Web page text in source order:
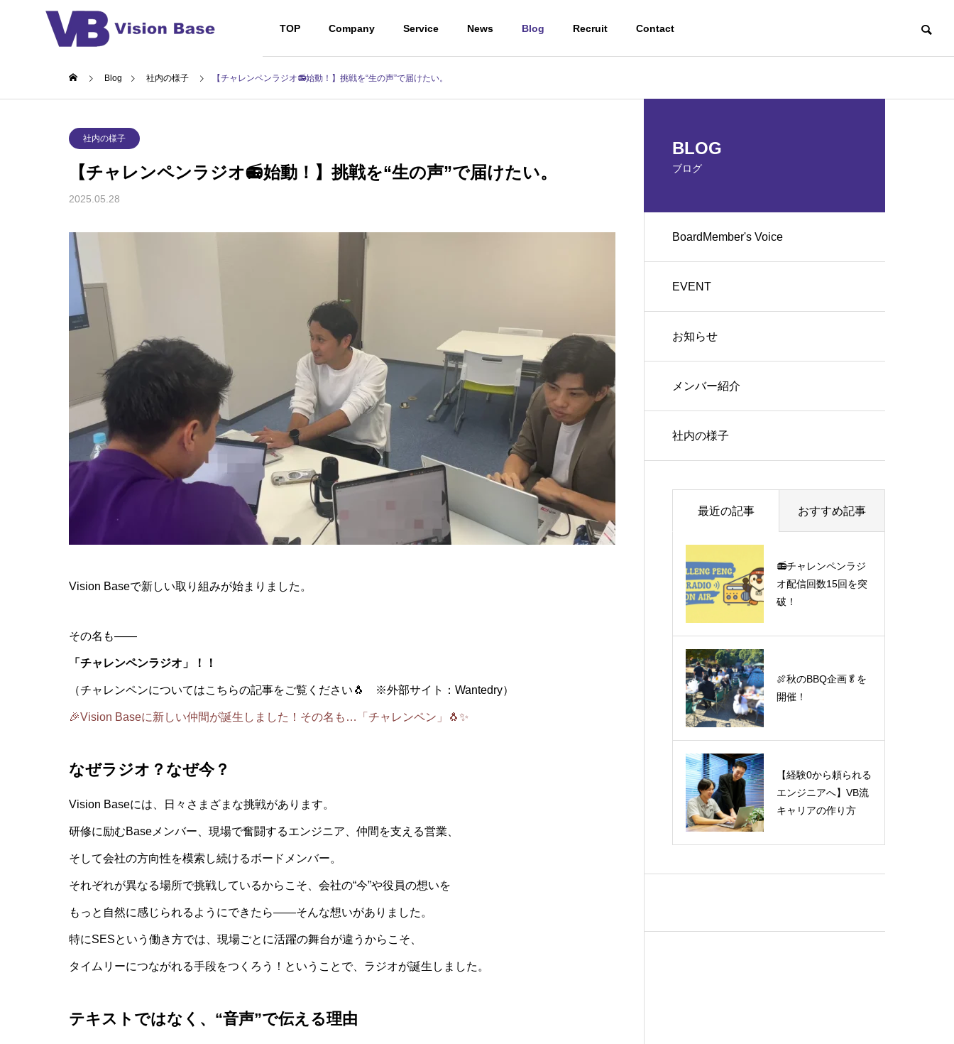
TOP Company Service News Blog Recruit Contact
OUTLINE
会社概要
CORPORATE MEMBER
NEWS
System Engineering Service
シリーズ」
TOP
📻チャレンペンラジオ配信回
数15回を突破！
Blog 社内の様子 【チャレンペンラジオ📻始動！】挑戦を“生の声”で届けたい。
社内の様子
【チャレンペンラジオ📻始動！】挑戦を“生の声”で届けたい。
2025.05.28
Vision Baseで新しい取り組みが始まりました。
その名も――
「チャレンペンラジオ」！！
（チャレンペンについてはこちらの記事をご覧ください🐧 ※外部サイト：Wantedry）
🎉Vision Baseに新しい仲間が誕生しました！その名も…「チャレンペン」🐧✨
なぜラジオ？なぜ今？
Vision Baseには、日々さまざまな挑戦があります。
研修に励むBaseメンバー、現場で奮闘するエンジニア、仲間を支える営業、
そして会社の方向性を模索し続けるボードメンバー。
それぞれが異なる場所で挑戦しているからこそ、会社の“今”や役員の想いを
もっと自然に感じられるようにできたら――そんな想いがありました。
特にSESという働き方では、現場ごとに活躍の舞台が違うからこそ、
タイムリーにつながれる手段をつくろう！ということで、ラジオが誕生しました。
テキストではなく、“音声”で伝える理由
BLOG
ブログ
BoardMember's Voice
EVENT
お知らせ
メンバー紹介
社内の様子
最近の記事 おすすめ記事
📻チャレンペンラジ
オ配信回数15回を突
破！
🍖秋のBBQ企画🥬を
開催！
【経験0から頼られる
エンジニアへ】VB流
キャリアの作り方
みやざきさん（代表
取締役）に聞いてみ
た30の質問✨
社前歓迎会を開催し
ました🌸
ささぽん（エンジニ
ア）に聞いてみた30
の質問✨